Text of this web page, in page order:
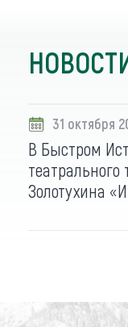
31 октября
В Быстром
Золотухина